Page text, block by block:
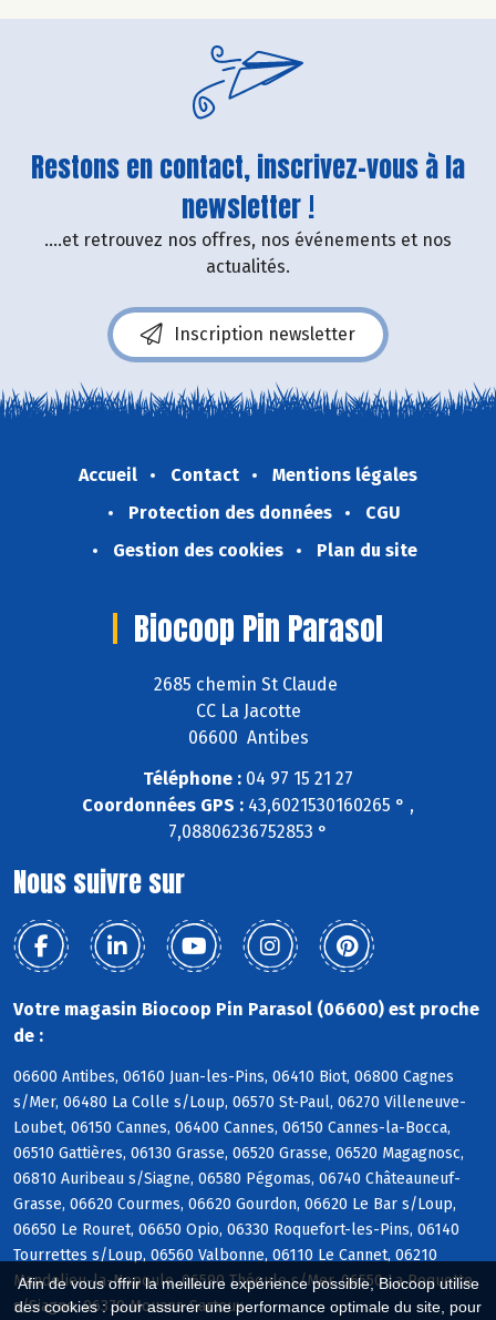
Afin de vous offrir la meilleure expérience possible, Biocoop utilise
des cookies : pour assurer une performance optimale du site, pour
Restons en contact, inscrivez-vous à la
newsletter !
....et retrouvez nos offres, nos événements et nos
actualités.
Inscription newsletter
Accueil Contact
Mentions légales
Protection des données
CGU
Gestion des cookies
Plan du site
Biocoop Pin Parasol
2685 chemin St Claude
CC La Jacotte
06600 Antibes
Téléphone : 04 97 15 21 27
Coordonnées GPS : 43,6021530160265 ° ,
7,08806236752853 °
Nous suivre sur
Votre magasin Biocoop Pin Parasol (06600) est proche
de :
06600 Antibes, 06160 Juan-les-Pins, 06410 Biot, 06800 Cagnes
s/Mer, 06480 La Colle s/Loup, 06570 St-Paul, 06270 Villeneuve-
Loubet, 06150 Cannes, 06400 Cannes, 06150 Cannes-la-Bocca,
06510 Gattières, 06130 Grasse, 06520 Grasse, 06520 Magagnosc,
06810 Auribeau s/Siagne, 06580 Pégomas, 06740 Châteauneuf-
Grasse, 06620 Courmes, 06620 Gourdon, 06620 Le Bar s/Loup,
06650 Le Rouret, 06650 Opio, 06330 Roquefort-les-Pins, 06140
Tourrettes s/Loup, 06560 Valbonne, 06110 Le Cannet, 06210
Mandelieu-la-Napoule, 06590 Théoule s/Mer, 06550 La Roquette
s/Siagne, 06370 Mouans-Sartoux